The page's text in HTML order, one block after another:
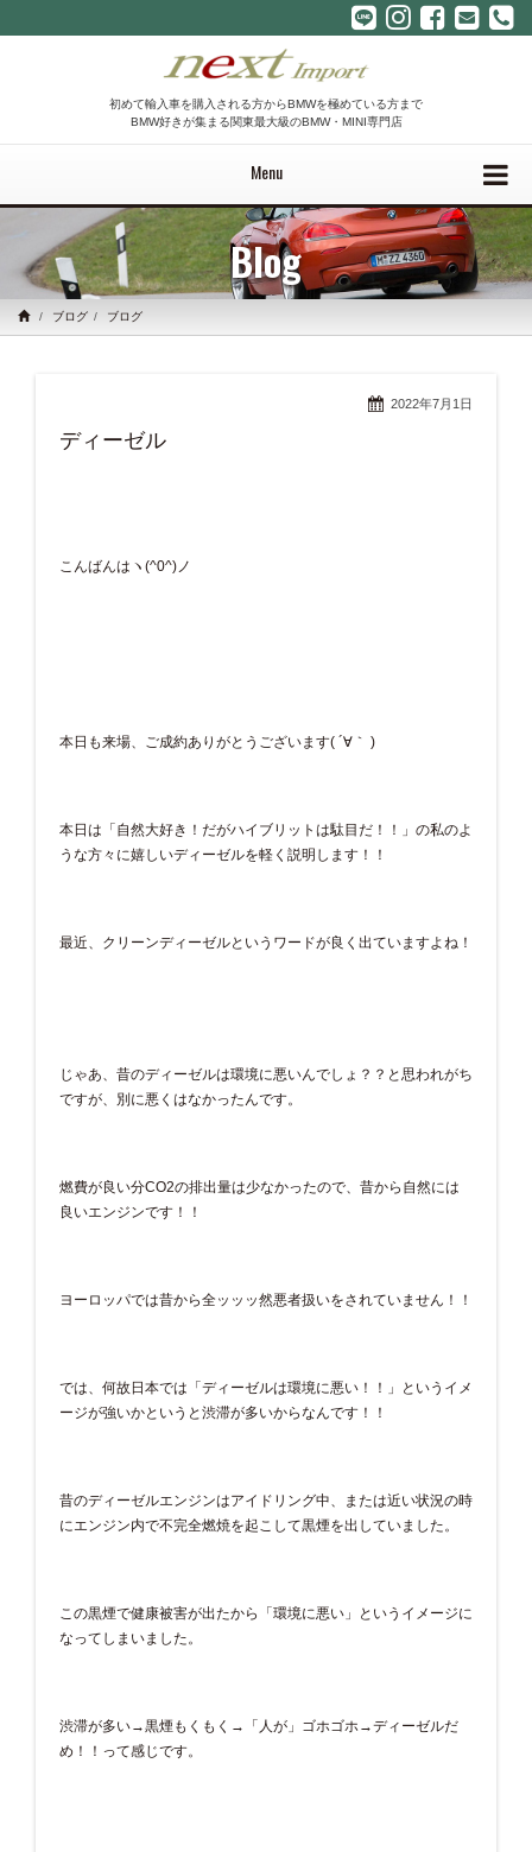
初めて輸入車を購入される方からBMWを極めている方まで
BMW好きが集まる関東最大級のBMW・MINI専門店
Menu
Blog
ブログ ブログ
2022年7月1日
ディーゼル
こんばんはヽ(^0^)ノ
本日も来場、ご成約ありがとうございます( ´∀｀ )
本日は「自然大好き！だがハイブリットは駄目だ！！」の私のよ
うな方々に嬉しいディーゼルを軽く説明します！！
最近、クリーンディーゼルというワードが良く出ていますよね！
じゃあ、昔のディーゼルは環境に悪いんでしょ？？と思われがち
ですが、別に悪くはなかったんです。
燃費が良い分CO2の排出量は少なかったので、昔から自然には
良いエンジンです！！
ヨーロッパでは昔から全ッッッ然悪者扱いをされていません！！
では、何故日本では「ディーゼルは環境に悪い！！」というイメ
ージが強いかというと渋滞が多いからなんです！！
昔のディーゼルエンジンはアイドリング中、または近い状況の時
にエンジン内で不完全燃焼を起こして黒煙を出していました。
この黒煙で健康被害が出たから「環境に悪い」というイメージに
なってしまいました。
渋滞が多い→黒煙もくもく→「人が」ゴホゴホ→ディーゼルだ
め！！って感じです。